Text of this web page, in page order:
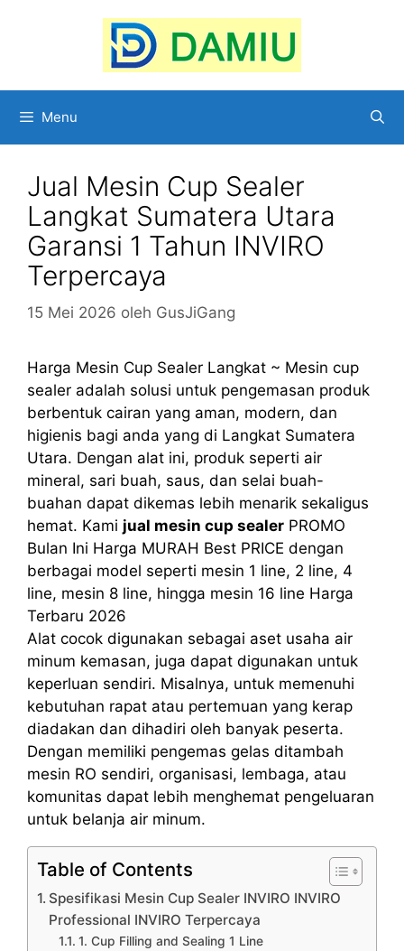
Menu
Jual Mesin Cup Sealer
Langkat Sumatera Utara
Garansi 1 Tahun INVIRO
Terpercaya
15 Mei 2026 oleh GusJiGang
Harga Mesin Cup Sealer Langkat ~ Mesin cup
sealer adalah solusi untuk pengemasan produk
berbentuk cairan yang aman, modern, dan
higienis bagi anda yang di Langkat Sumatera
Utara. Dengan alat ini, produk seperti air
mineral, sari buah, saus, dan selai buah-
buahan dapat dikemas lebih menarik sekaligus
hemat. Kami jual mesin cup sealer PROMO
Bulan Ini Harga MURAH Best PRICE dengan
berbagai model seperti mesin 1 line, 2 line, 4
line, mesin 8 line, hingga mesin 16 line Harga
Terbaru 2026
Alat cocok digunakan sebagai aset usaha air
minum kemasan, juga dapat digunakan untuk
keperluan sendiri. Misalnya, untuk memenuhi
kebutuhan rapat atau pertemuan yang kerap
diadakan dan dihadiri oleh banyak peserta.
Dengan memiliki pengemas gelas ditambah
mesin RO sendiri, organisasi, lembaga, atau
komunitas dapat lebih menghemat pengeluaran
untuk belanja air minum.
Table of Contents
Spesifikasi Mesin Cup Sealer INVIRO INVIRO
Professional INVIRO Terpercaya
1. Cup Filling and Sealing 1 Line